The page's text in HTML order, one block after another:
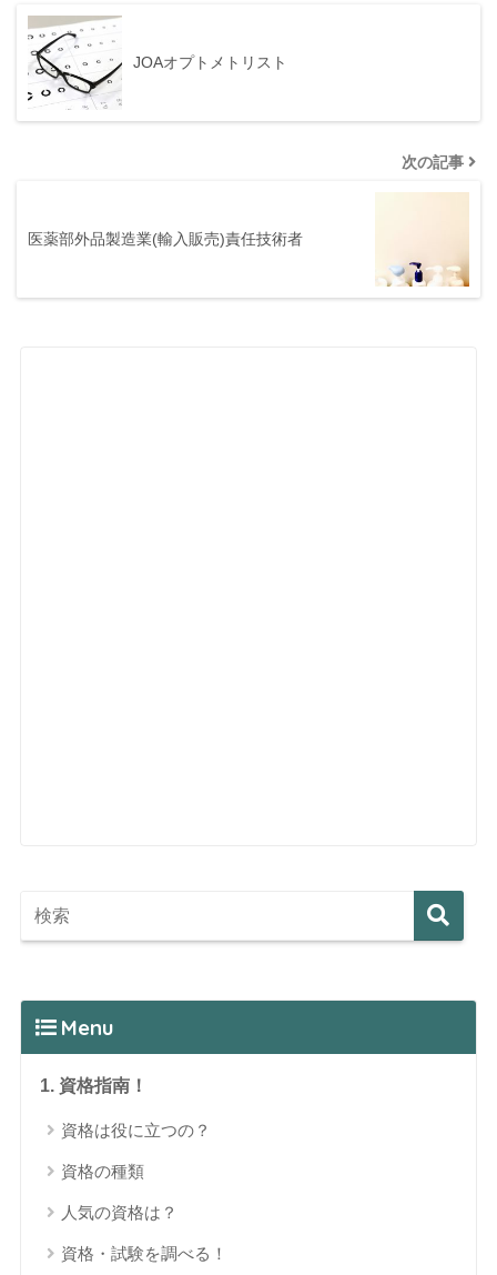
JOAオプトメトリスト
次の記事
医薬部外品製造業(輸入販売)責任技術者
Menu
1. 資格指南！
資格は役に立つの？
資格の種類
人気の資格は？
資格・試験を調べる！